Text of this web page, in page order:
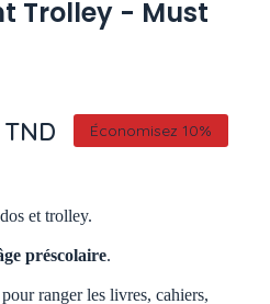
Trolley - Must
TND Économisez 10%
et trolley.
préscolaire.
pour ranger les livres, cahiers,